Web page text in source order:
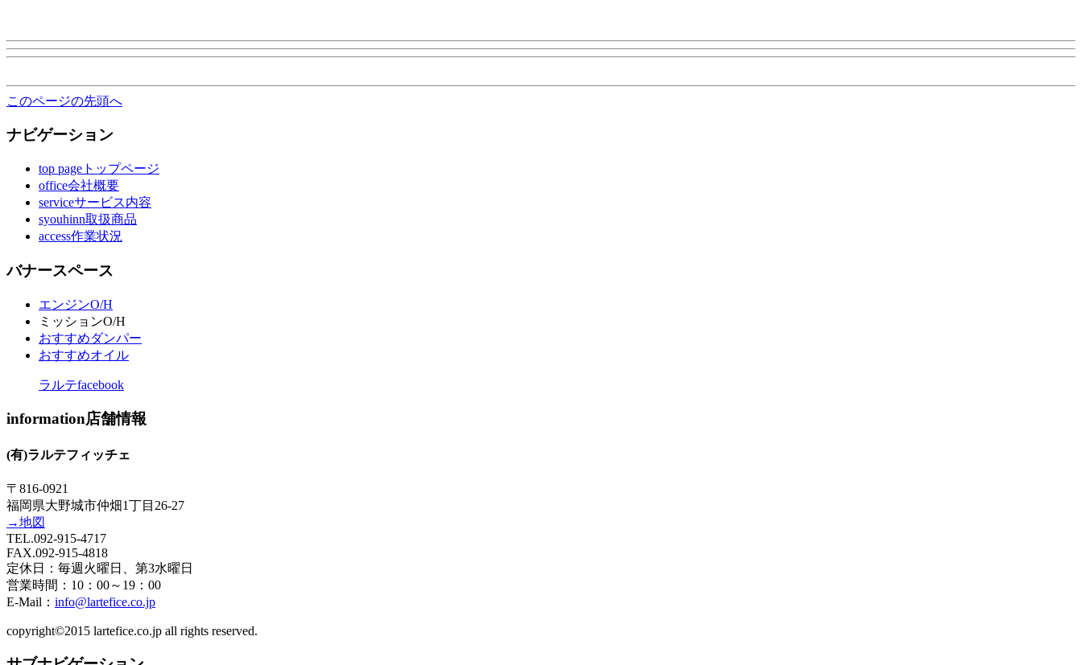
このページの先頭へ
ナビゲーション
top pageトップページ
office会社概要
serviceサービス内容
syouhinn取扱商品
access作業状況
バナースペース
エンジンO/H
ミッションO/H
おすすめダンパー
おすすめオイル
ラルテfacebook
information店舗情報
(有)ラルテフィッチェ
〒816-0921
福岡県大野城市仲畑1丁目26-27
→地図
TEL.092-915-4717
FAX.092-915-4818
定休日：毎週火曜日、第3水曜日
営業時間：10：00～19：00
E-Mail： info@lartefice.co.jp
copyright©2015 lartefice.co.jp all rights reserved.